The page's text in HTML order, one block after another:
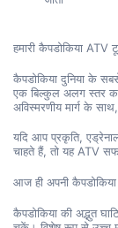
हमारी कैपडोकिया ATV
कैपडोकिया दुनिया के
एक बिल्कुल अलग स्तर
अविस्मरणीय मार्ग के
यदि आप प्रकृति,
चाहते हैं, तो यह ATV
आज ही अपनी
कैपडोकिया की अद्भुत